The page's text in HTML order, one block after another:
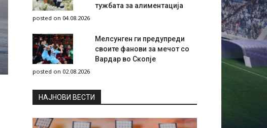
тужбата за алиментација
posted on 04.08.2026
Мелсунген ги предупреди
своите фанови за мечот со
Вардар во Скопје
posted on 02.08.2026
НAЈНОВИ ВЕСТИ